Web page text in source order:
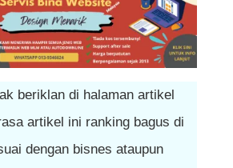
beriklan di halaman artikel
artikel ini ranking bagus di
dengan bisnes ataupun